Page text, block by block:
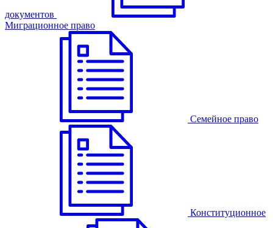
документов
Миграционное право
Семейное право
Конституционное